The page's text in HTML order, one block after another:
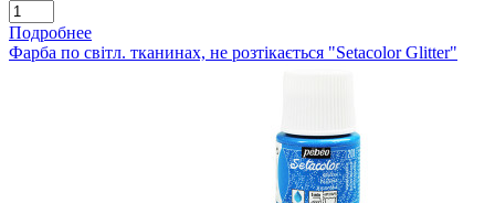
Подробнее
Фарба по світл. тканинах, не розтікається "Setacolor Glitter"